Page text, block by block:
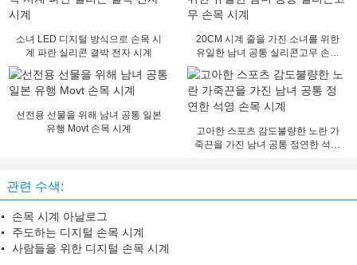
소녀 LED 디지털 방식으로 손목 시
계 파란 실리콘 결박 전자 시계
20CM 시계 줄을 가진 소녀를 위한
유일한 남녀 공통 실리콘고무 손목
선전용 선물을 위해 남녀 공통 일본
유행 Movt 손목 시계
고아한 스포츠 감도불량한 노란 가
죽끈을 가진 남녀 공통 정연한 석영
관련 수색:
손목 시계 아날로그
주도하는 디지털 손목 시계
사람들을 위한 디지털 손목 시계